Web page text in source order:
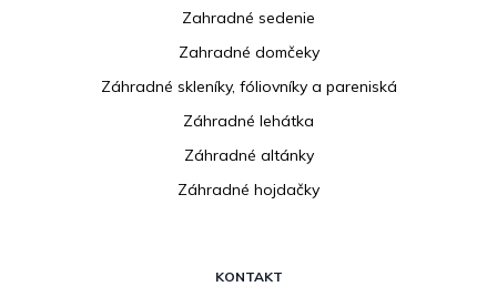
Zahradné sedenie
Zahradné domčeky
Záhradné skleníky, fóliovníky a pareniská
Záhradné lehátka
Záhradné altánky
Záhradné hojdačky
KONTAKT